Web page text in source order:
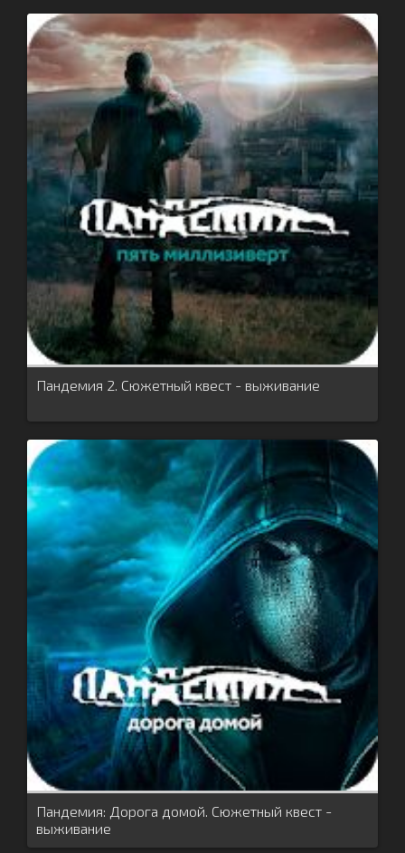
Пандемия 2. Сюжетный квест - выживание
Пандемия: Дорога домой. Сюжетный квест -
выживание